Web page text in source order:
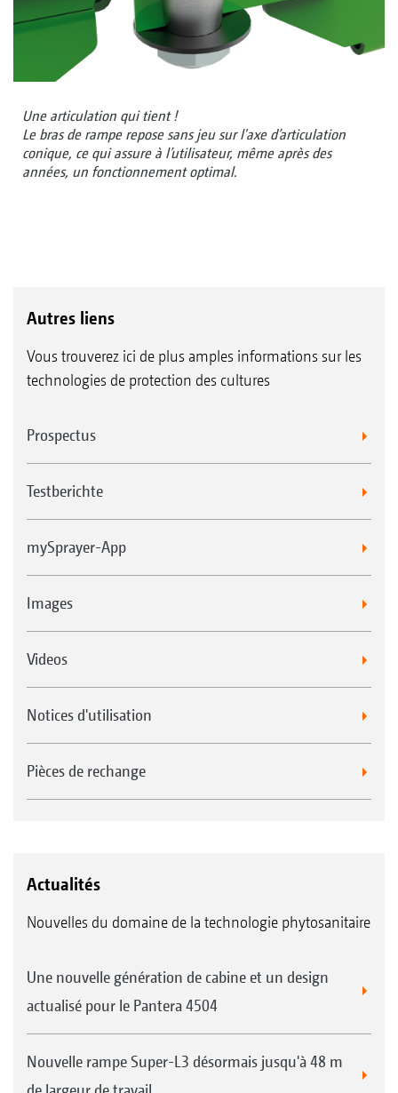
Une articulation qui tient !
Le bras de rampe repose sans jeu sur l'axe d’articulation
conique, ce qui assure à l’utilisateur, même après des
années, un fonctionnement optimal.
Autres liens
Vous trouverez ici de plus amples informations sur les
technologies de protection des cultures
Prospectus
Testberichte
mySprayer-App
Images
Videos
Notices d'utilisation
Pièces de rechange
Actualités
Nouvelles du domaine de la technologie phytosanitaire
Une nouvelle génération de cabine et un design
actualisé pour le Pantera 4504
Nouvelle rampe Super-L3 désormais jusqu'à 48 m